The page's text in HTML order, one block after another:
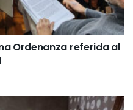
Ordenanza referida al